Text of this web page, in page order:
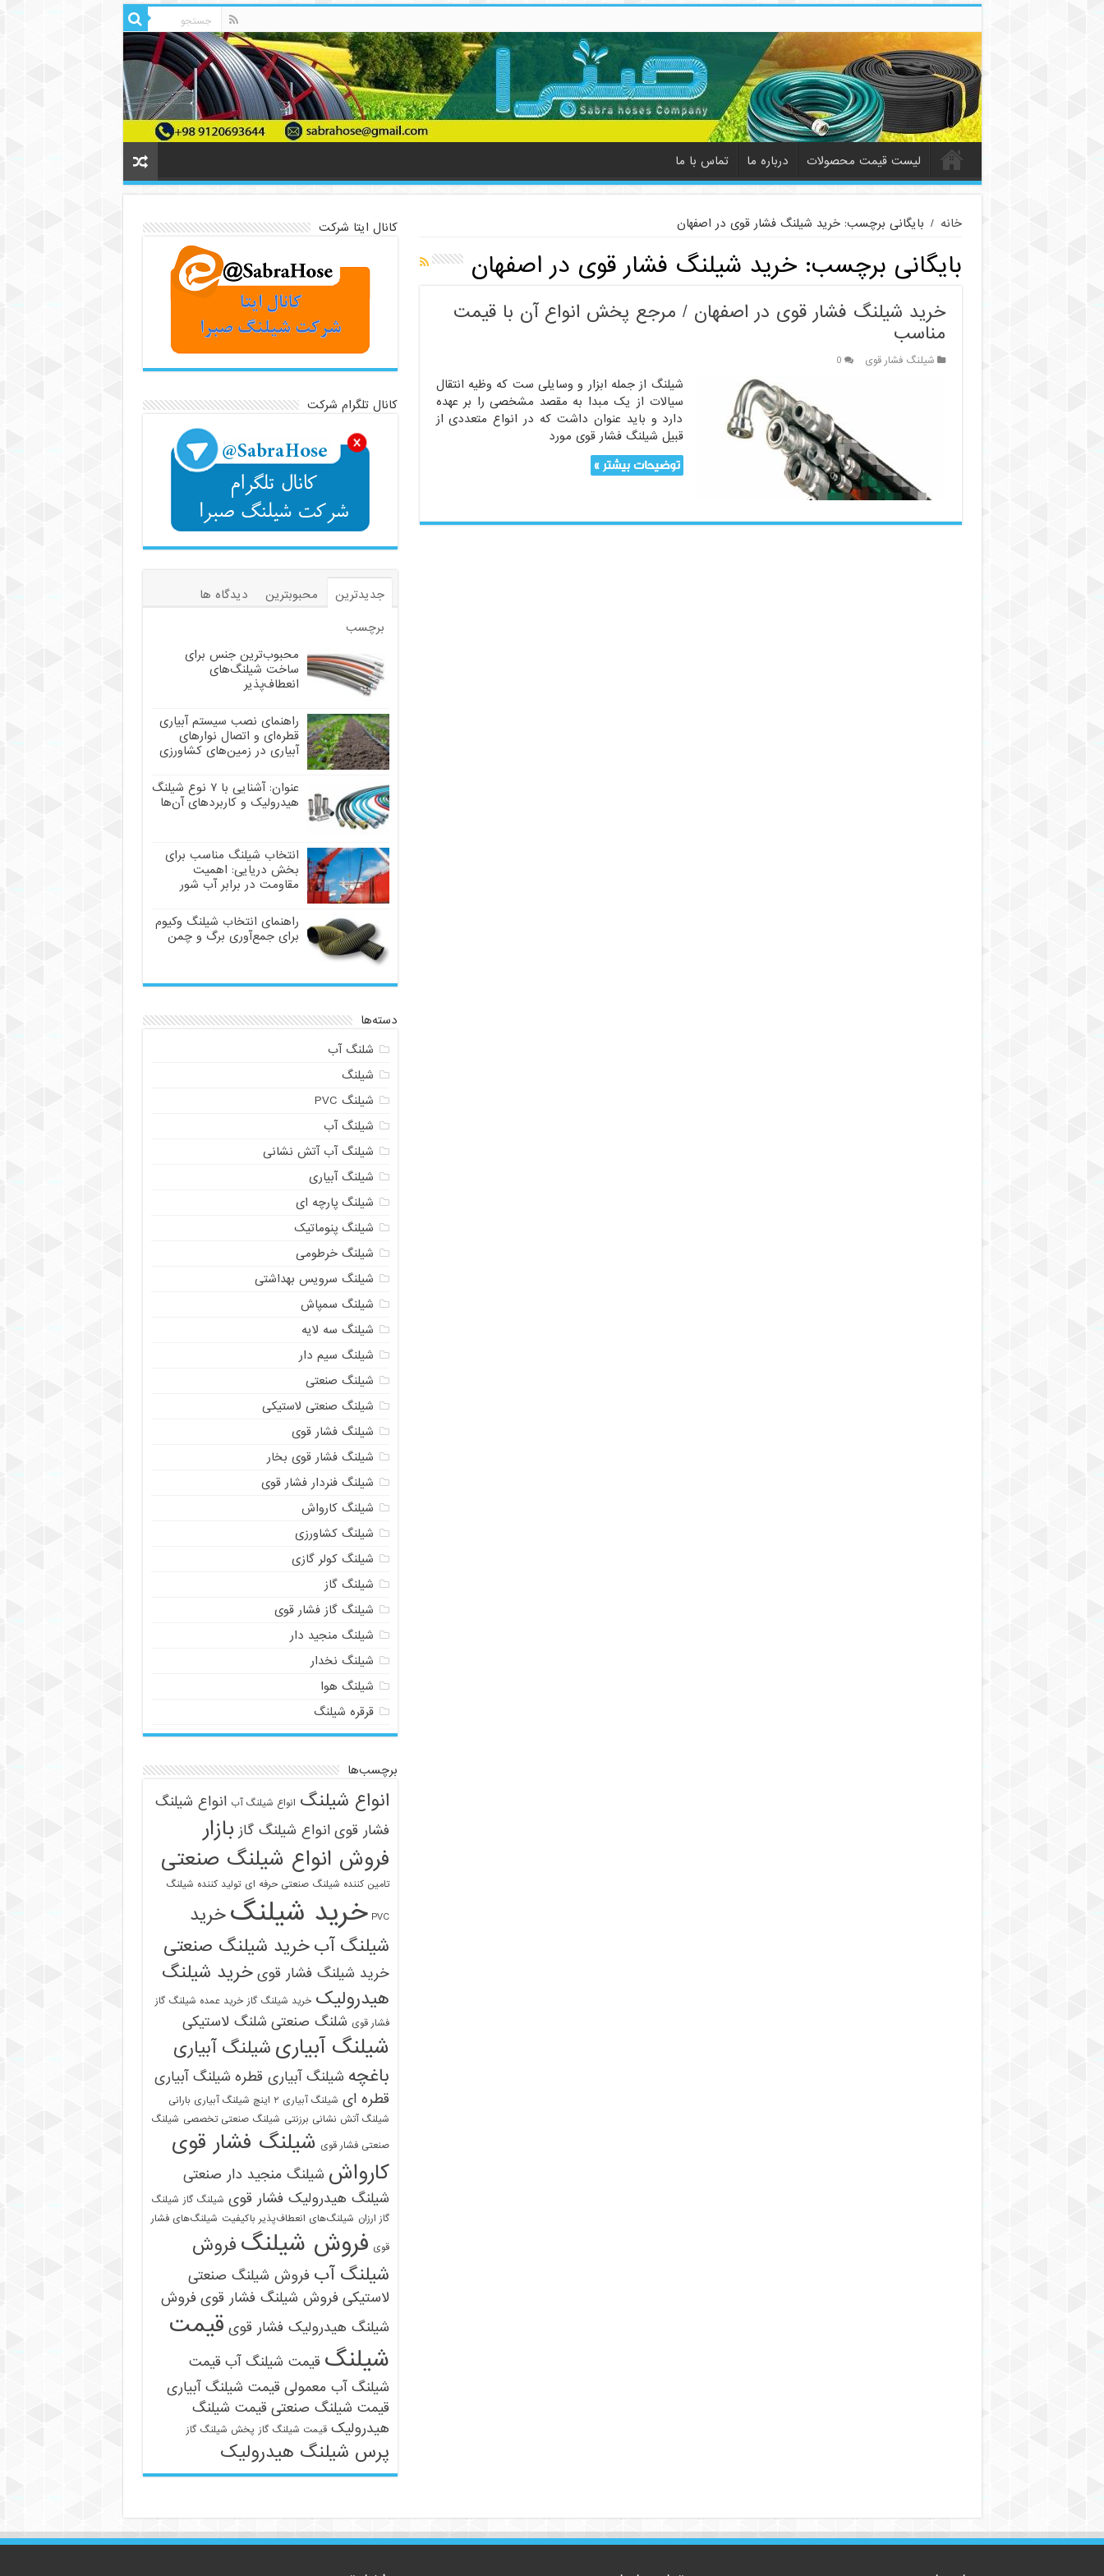
لیست قیمت محصولات درباره ما تماس با ما
خانه / بایگانی برچسب: خرید شیلنگ فشار قوی در اصفهان
بایگانی برچسب:خرید شیلنگ فشار قوی در اصفهان
خرید شیلنگ فشار قوی در اصفهان / مرجع پخش انواع آن با قیمت
مناسب
شیلنگ فشار قوی 0
شیلنگ از جمله ابزار و وسایلی ست که وظیه انتقال
سیالات از یک مبدا به مقصد مشخصی را بر عهده
دارد و باید عنوان داشت که در انواع متعددی از
قبیل شیلنگ فشار قوی مورد
توضیحات بیشتر »
کانال ایتا شرکت
کانال تلگرام شرکت
جدیدترین محبوبترین
دیدگاه ها
برچسب
محبوب‌ترین جنس برای
ساخت شیلنگ‌های
انعطاف‌پذیر
راهنمای نصب سیستم آبیاری
قطره‌ای و اتصال نوارهای
آبیاری در زمین‌های کشاورزی
عنوان: آشنایی با ۷ نوع شیلنگ
هیدرولیک و کاربردهای آن‌ها
انتخاب شیلنگ مناسب برای
بخش دریایی: اهمیت
مقاومت در برابر آب شور
راهنمای انتخاب شیلنگ وکیوم
برای جمع‌آوری برگ و چمن
دسته‌ها
شلنگ آب
شیلنگ
شیلنگ PVC
شیلنگ آب
شیلنگ آب آتش نشانی
شیلنگ آبیاری
شیلنگ پارچه ای
شیلنگ پنوماتیک
شیلنگ خرطومی
شیلنگ سرویس بهداشتی
شیلنگ سمپاش
شیلنگ سه لایه
شیلنگ سیم دار
شیلنگ صنعتی
شیلنگ صنعتی لاستیکی
شیلنگ فشار قوی
شیلنگ فشار قوی بخار
شیلنگ فنردار فشار قوی
شیلنگ کارواش
شیلنگ کشاورزی
شیلنگ کولر گازی
شیلنگ گاز
شیلنگ گاز فشار قوی
شیلنگ منجید دار
شیلنگ نخدار
شیلنگ هوا
قرقره شیلنگ
برچسب‌ها
انواع شیلنگ انواع شیلنگ آب انواع شیلنگ
فشار قوی انواع شیلنگ گاز بازار
فروش انواع شیلنگ صنعتی
تامین کننده شیلنگ صنعتی حرفه ای تولید کننده شیلنگ
PVC خرید شیلنگ خرید
شیلنگ آب خرید شیلنگ صنعتی
خرید شیلنگ فشار قوی خرید شیلنگ
هیدرولیک خرید شیلنگ گاز خرید عمده شیلنگ گاز
فشار قوی شلنگ صنعتی شلنگ لاستیکی
شیلنگ آبیاری شیلنگ آبیاری
باغچه شیلنگ آبیاری قطره شیلنگ آبیاری
قطره ای شیلنگ آبیاری ۲ اینچ شیلنگ آبیاری بارانی
شیلنگ آتش نشانی برزنتی شیلنگ صنعتی تخصصی شیلنگ
صنعتی فشار قوی شیلنگ فشار قوی
کارواش شیلنگ منجید دار صنعتی
شیلنگ هیدرولیک فشار قوی شیلنگ گاز شیلنگ
گاز ارزان شیلنگ‌های انعطاف‌پذیر باکیفیت شیلنگ‌های فشار
قوی فروش شیلنگ فروش
شیلنگ آب فروش شیلنگ صنعتی
لاستیکی فروش شیلنگ فشار قوی فروش
شیلنگ هیدرولیک فشار قوی قیمت
شیلنگ قیمت شیلنگ آب قیمت
شیلنگ آب معمولی قیمت شیلنگ آبیاری
قیمت شیلنگ صنعتی قیمت شیلنگ
هیدرولیک قیمت شیلنگ گاز پخش شیلنگ گاز
پرس شیلنگ هیدرولیک